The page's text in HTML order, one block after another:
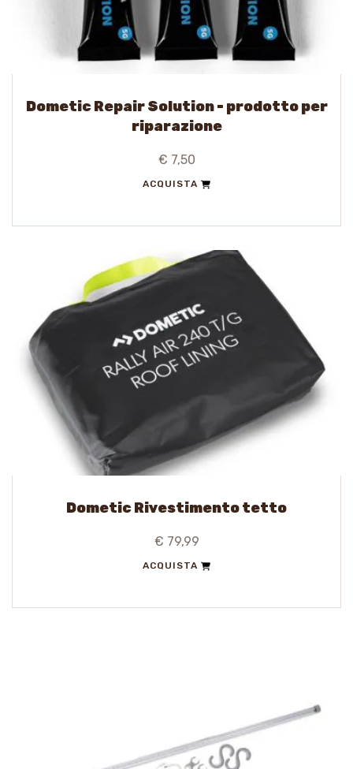
Dometic Repair Solution - prodotto per
riparazione
€ 7,50
ACQUISTA
Dometic Rivestimento tetto
€ 79,99
ACQUISTA